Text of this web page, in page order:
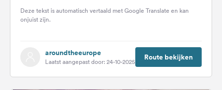
worden op prijs...
Deze tekst is automatisch vertaald met Google Translate en kan
onjuist zijn.
aroundtheeurope
Laatst aangepast door: 24-10-2025 Route bekijken